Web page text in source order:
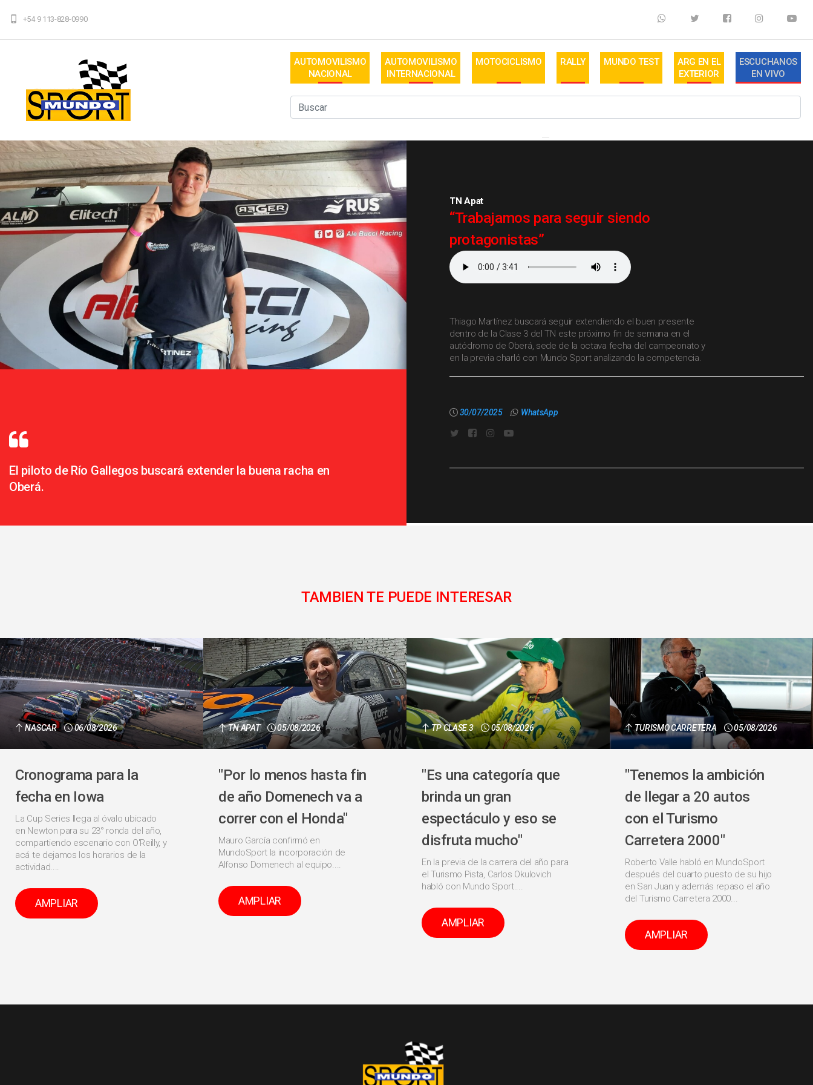
+54 9 113-828-0990
AUTOMOVILISMO
NACIONAL
AUTOMOVILISMO
INTERNACIONAL
MOTOCICLISMO RALLY MUNDO TEST
ARG EN EL
EXTERIOR
ESCUCHANOS
EN VIVO
El piloto de Río Gallegos buscará extender la buena racha en
Oberá.
TN Apat
“Trabajamos para seguir siendo
protagonistas”
Thiago Martínez buscará seguir extendiendo el buen presente
dentro de la Clase 3 del TN este próximo fin de semana en el
autódromo de Oberá, sede de la octava fecha del campeonato y
en la previa charló con Mundo Sport analizando la competencia.
30/07/2025 WhatsApp
TAMBIEN TE PUEDE INTERESAR
NASCAR 06/08/2026
Cronograma para la
fecha en Iowa
La Cup Series llega al óvalo ubicado
en Newton para su 23° ronda del año,
compartiendo escenario con O'Reilly, y
acá te dejamos los horarios de la
actividad....
AMPLIAR
TN APAT 05/08/2026
"Por lo menos hasta fin
de año Domenech va a
correr con el Honda"
Mauro García confirmó en
MundoSport la incorporación de
Alfonso Domenech al equipo....
AMPLIAR
TP CLASE 3 05/08/2026
"Es una categoría que
brinda un gran
espectáculo y eso se
disfruta mucho"
En la previa de la carrera del año para
el Turismo Pista, Carlos Okulovich
habló con Mundo Sport....
AMPLIAR
TURISMO CARRETERA 05/08/2026
"Tenemos la ambición
de llegar a 20 autos
con el Turismo
Carretera 2000"
Roberto Valle habló en MundoSport
después del cuarto puesto de su hijo
en San Juan y además repaso el año
del Turismo Carretera 2000...
AMPLIAR